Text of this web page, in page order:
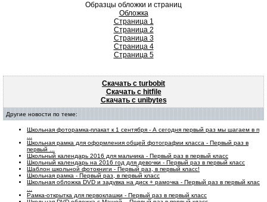
Образцы обложки и страниц
Обложка
Страница 1
Страница 2
Страница 3
Страница 4
Страница 5
Скачать с turbobit
Скачать с hitfile
Скачать с unibytes
Другие новости по теме:
Школьная фоторамка-плакат к 1 сентября - А сегодня первый раз мы шагаем в п
Школьная рамка для оформления общей фотографии класса - Первый раз в
первый ...
Школьный календарь 2016 для мальчика - Первый раз в первый класс
Школьный календарь на 2016 год для девочки - Первый раз в первый класс
Шаблон школьной фотокниги - Первый раз, в первый класс!
Школьная рамка - Первый раз, в первый класс
Школьная обложка DVD и задувка на диск + рамочка - Первый раз в первый клас
Рамка-открытка для первоклашки - Первый раз в первый класс